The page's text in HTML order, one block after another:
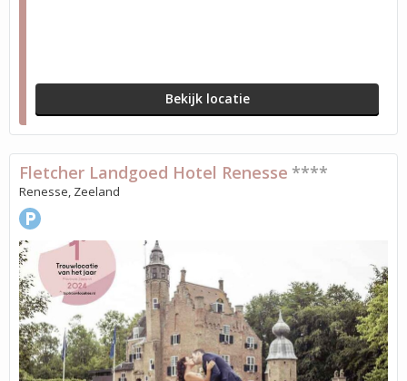
Bekijk locatie
Fletcher Landgoed Hotel Renesse ****
Renesse, Zeeland